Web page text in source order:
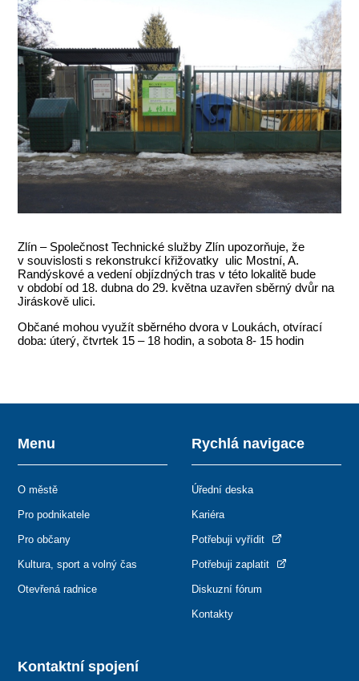
Zlín – Společnost Technické služby Zlín upozorňuje, že
v souvislosti s rekonstrukcí křižovatky ulic Mostní, A.
Randýskové a vedení objízdných tras v této lokalitě bude
v období od 18. dubna do 29. května uzavřen sběrný dvůr na
Jiráskově ulici.
Občané mohou využít sběrného dvora v Loukách, otvírací
doba: úterý, čtvrtek 15 – 18 hodin, a sobota 8- 15 hodin
Kontaktní spojení
Menu
O městě
Pro podnikatele
Pro občany
Kultura, sport a volný čas
Otevřená radnice
Rychlá navigace
Úřední deska
Kariéra
Potřebuji vyřídit
Potřebuji zaplatit
Diskuzní fórum
Kontakty